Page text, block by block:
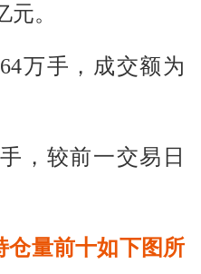
。
万手，成交额为
，较前一交易日
仓量前十如下图所